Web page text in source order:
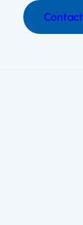
Contact